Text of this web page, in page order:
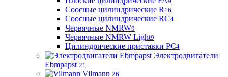
Соосные цилиндрические R 16
Соосные цилиндрические RC4
Червячные NMRW9
Червячные NMRW Light9
Цилиндрические приставки PC4
Электродвигатели
Ebmpapst 21
Vilmann 26